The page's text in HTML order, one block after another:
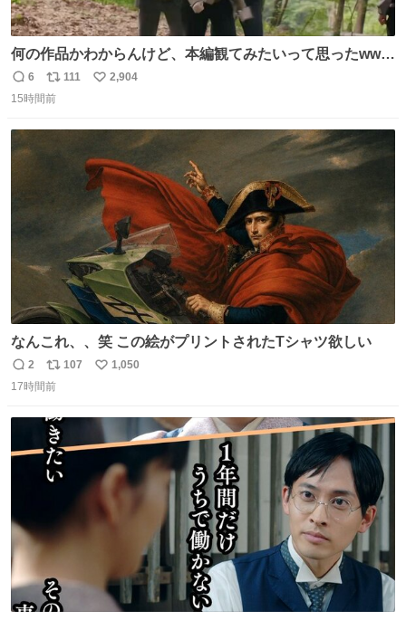
何の作品かわからんけど、本編観てみたいって思ったwww
韓ドラよね？
返
信
6
リ
ポ
111
い
2,904
15時間前
なんこれ、、笑 この絵がプリントされたTシャツ欲しい
返
信
2
リ
ポ
ト
数
107
い
数
1,050
17時間前